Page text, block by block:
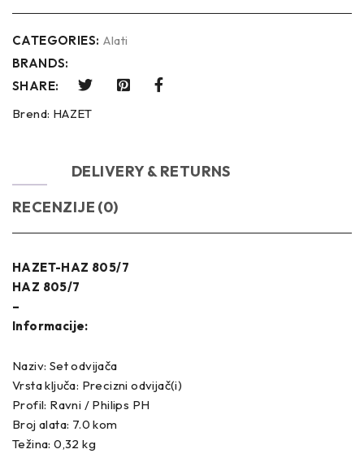
CATEGORIES: Alati
BRANDS:
SHARE:
Brend: HAZET
DELIVERY & RETURNS
RECENZIJE (0)
HAZET-HAZ 805/7
HAZ 805/7
–
Informacije:
Naziv: Set odvijača
Vrsta ključa: Precizni odvijač(i)
Profil: Ravni / Philips PH
Broj alata: 7.0 kom
Težina: 0,32 kg